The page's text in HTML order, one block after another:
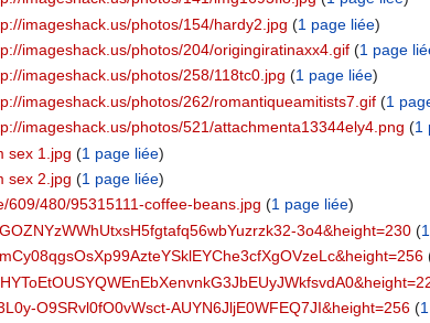
imageshack.us/photos/154/hardy2.jpg ‏‎ (1 page liée)
imageshack.us/photos/204/origingiratinaxx4.gif‏‎ (1 page
imageshack.us/photos/258/118tc0.jpg ‏‎ (1 page liée)
imageshack.us/photos/262/romantiqueamitists7.gif‏‎ (1
imageshack.us/photos/521/attachmenta13344ely4.png ‏‎ (1
sex 1.jpg ‏‎ (1 page liée)
sex 2.jpg ‏‎ (1 page liée)
480/95315111-coffee-beans.jpg ‏‎ (1 page liée)
3o4&height=230‏‎ (
O9SRvl0fO0vWsct-AUYN6JljE0WFEQ7JI&height=256‏‎ (